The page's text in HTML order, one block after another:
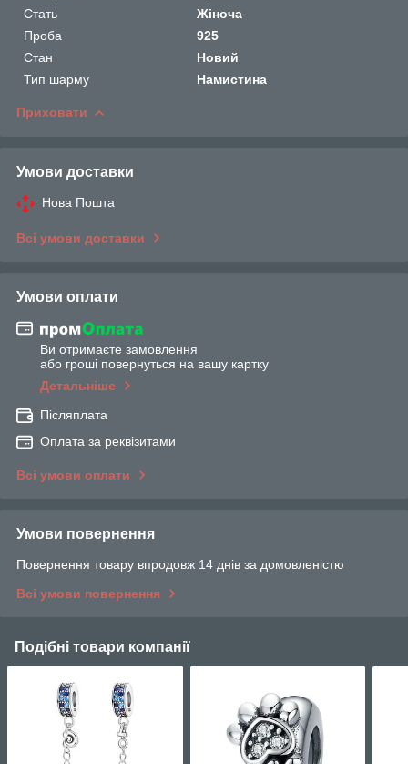
Стать
Жіноча
Проба
925
Стан
Новий
Тип шарму
Намистина
Приховати
Умови доставки
Нова Пошта
Всі умови доставки
Умови оплати
Ви отримаєте замовлення
або гроші повернуться на вашу картку
Детальніше
Післяплата
Оплата за реквізитами
Всі умови оплати
Умови повернення
Повернення товару впродовж 14 днів за домовленістю
Всі умови повернення
Подібні товари компанії